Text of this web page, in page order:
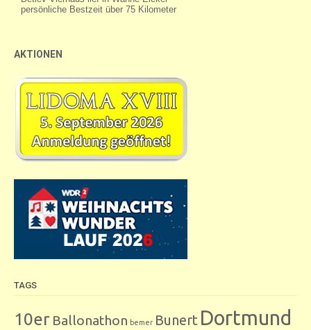
AKTIONEN
TAGS
10er Ballonathon bemer Bunert Dortmund